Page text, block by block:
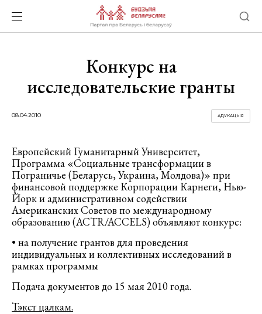
Конкурс на
исследовательские гранты
08.04.2010 АДУКАЦЫЯ
Европейский Гуманитарный Университет,
Программа «Социальные трансформации в
Пограничье (Беларусь, Украина, Молдова)» при
финансовой поддержке Корпорации Карнеги, Нью-
Йорк и административном содействии
Американских Советов по международному
образованию (ACTR/ACCELS) объявляют конкурс:
• на получение грантов для проведения
индивидуальных и коллективных исследований в
рамках программы
Подача документов до 15 мая 2010 года.
Тэкст цалкам.